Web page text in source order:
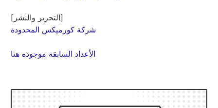
[التحرير والنشر]
شركة كورميكس المحدودة
الأعداد السابقة موجودة هنا